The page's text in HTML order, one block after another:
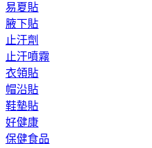
易夏貼
腋下貼
止汗劑
止汗噴霧
衣領貼
帽沿貼
鞋墊貼
好健康
保健食品